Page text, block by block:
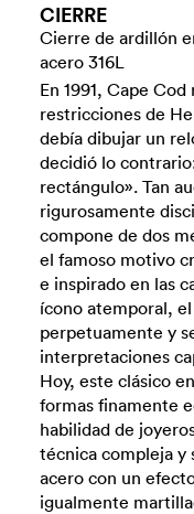
CIERRE
Cierre de ardillón
acero 316L
En 1991, Cape
restricciones de
debía dibujar un
decidió lo
rectángulo». Tan
rigurosamente
compone de dos
el famoso motivo
e inspirado en las
ícono atemporal,
perpetuamente y
interpretaciones
Hoy, este clásico
formas finamente
habilidad de
técnica compleja y
acero con un
igualmente